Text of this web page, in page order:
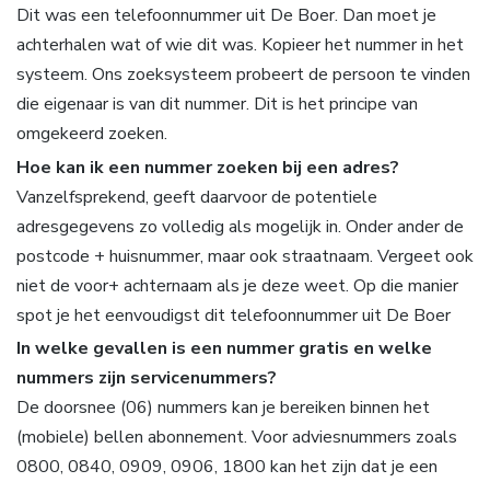
Dit was een telefoonnummer uit De Boer. Dan moet je
achterhalen wat of wie dit was. Kopieer het nummer in het
systeem. Ons zoeksysteem probeert de persoon te vinden
die eigenaar is van dit nummer. Dit is het principe van
omgekeerd zoeken.
Hoe kan ik een nummer zoeken bij een adres?
Vanzelfsprekend, geeft daarvoor de potentiele
adresgegevens zo volledig als mogelijk in. Onder ander de
postcode + huisnummer, maar ook straatnaam. Vergeet ook
niet de voor+ achternaam als je deze weet. Op die manier
spot je het eenvoudigst dit telefoonnummer uit De Boer
In welke gevallen is een nummer gratis en welke
nummers zijn servicenummers?
De doorsnee (06) nummers kan je bereiken binnen het
(mobiele) bellen abonnement. Voor adviesnummers zoals
0800, 0840, 0909, 0906, 1800 kan het zijn dat je een